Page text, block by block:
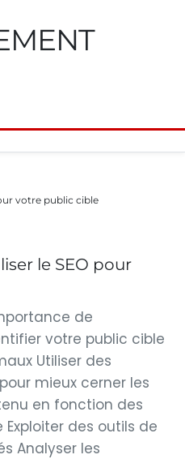
votre public cible
le SEO pour
de
votre public cible
Utiliser des
mieux cerner les
en fonction des
des outils de
Analyser les